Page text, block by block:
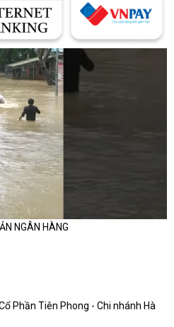
NGÂN HÀNG
Phần Tiên Phong - Chi nhánh Hà